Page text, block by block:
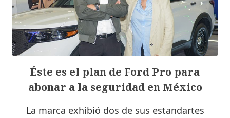
Éste es el plan de Ford Pro para
abonar a la seguridad en México
La marca exhibió dos de sus estandartes